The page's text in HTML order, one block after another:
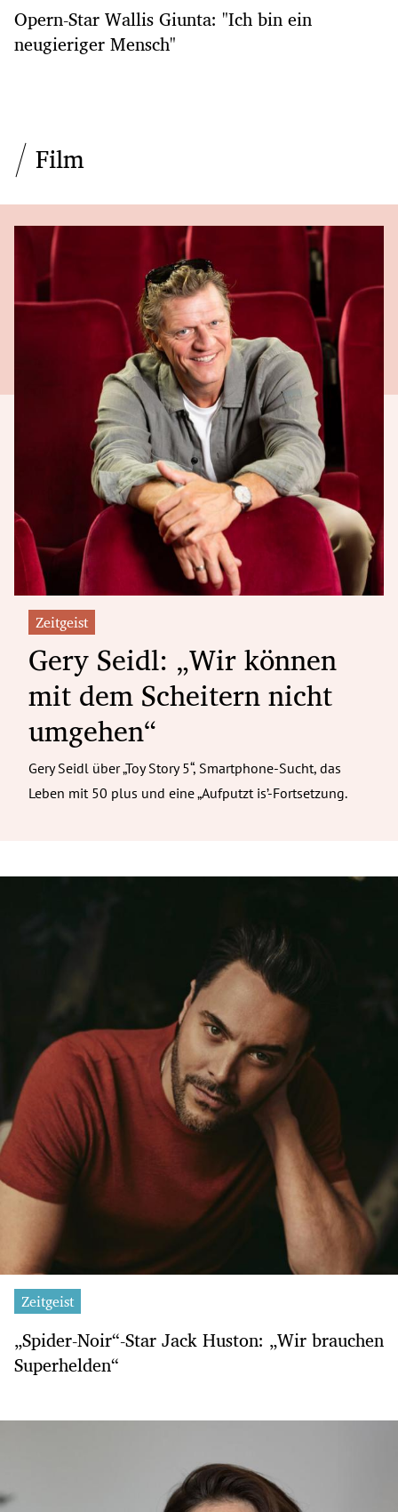
Opern-Star Wallis Giunta: "Ich bin ein
neugieriger Mensch"
Film
Zeitgeist
Gery Seidl: „Wir können
mit dem Scheitern nicht
umgehen“
Gery Seidl über „Toy Story 5“, Smartphone-Sucht, das
Leben mit 50 plus und eine „Aufputzt is’-Fortsetzung.
Zeitgeist
„Spider-Noir“-Star Jack Huston: „Wir brauchen
Superhelden“